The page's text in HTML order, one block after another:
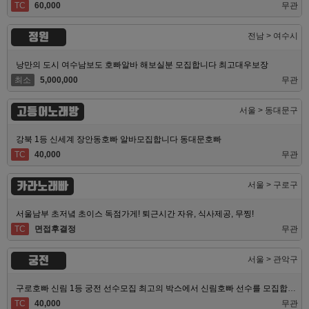
TC
60,000 무관
정원 전남 > 여수시
낭만의 도시 여수남보도 호빠알바 해보실분 모집합니다 최고대우보장
최소
5,000,000 무관
고등어노래방 서울 > 동대문구
강북 1등 신세계 장안동호빠 알바모집합니다 동대문호빠
TC
40,000 무관
카라노래빠 서울 > 구로구
서울남부 초저녘 초이스 독점가게! 퇴근시간 자유, 식사제공, 무찡!
TC
면접후결정 무관
궁전 서울 > 관악구
구로호빠 신림 1등 궁전 선수모집 최고의 박스에서 신림호빠 선수를 모집합니다
TC
40,000 무관